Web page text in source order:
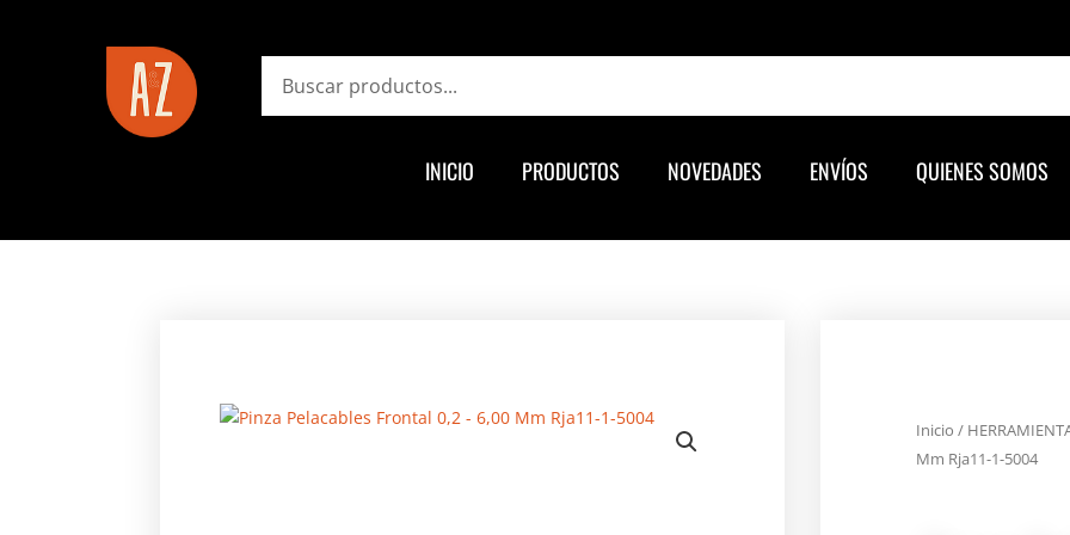
INICIO PRODUCTOS NOVEDADES ENVÍOS QUIENES SOMOS
Inicio /
Mm Rja11-1-5004